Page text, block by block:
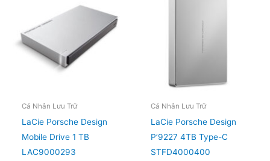
Cá Nhân Lưu Trữ
LaCie Porsche Design
Mobile Drive 1 TB
LAC9000293
Cá Nhân Lưu Trữ
LaCie Porsche Design
P’9227 4TB Type-C
STFD4000400